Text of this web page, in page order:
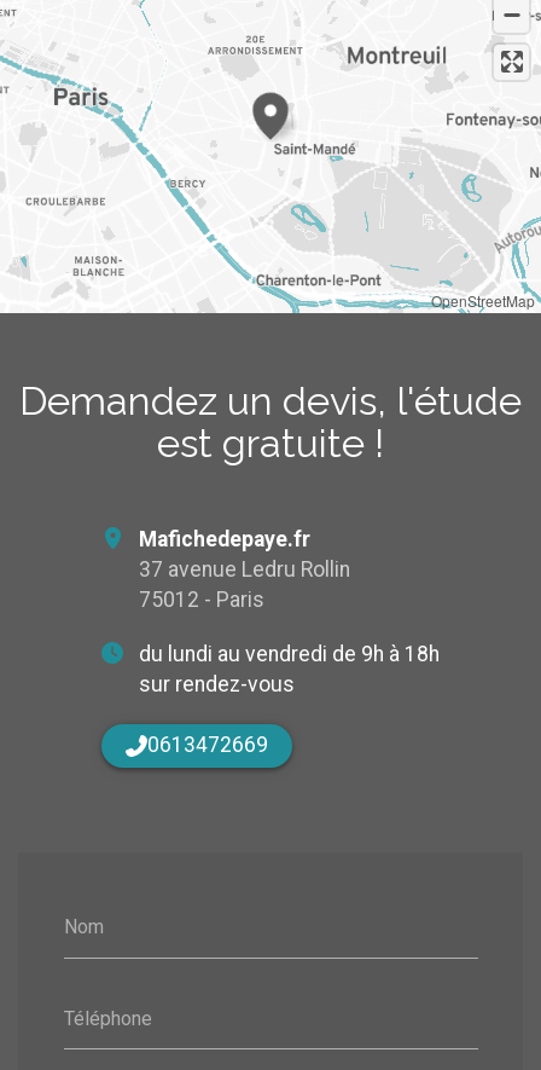
OpenStreetMap
Demandez un devis, l'étude
est gratuite !
Nom
Téléphone
Mafichedepaye.fr
37 avenue Ledru Rollin
75012 - Paris
du lundi au vendredi de 9h à 18h
sur rendez-vous
0613472669